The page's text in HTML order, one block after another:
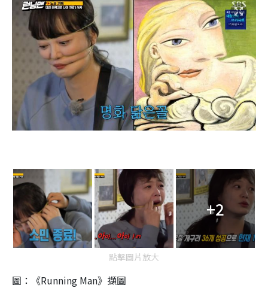
+2
點擊圖片放大
圖：《Running Man》擷圖